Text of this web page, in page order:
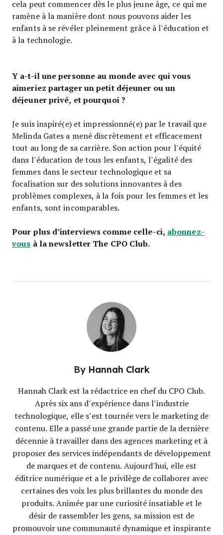
cela peut commencer dès le plus jeune âge, ce qui me
ramène à la manière dont nous pouvons aider les
enfants à se révéler pleinement grâce à l’éducation et
à la technologie.
Y a-t-il une personne au monde avec qui vous
aimeriez partager un petit déjeuner ou un
déjeuner privé, et pourquoi ?
Je suis inspiré(e) et impressionné(e) par le travail que
Melinda Gates a mené discrètement et efficacement
tout au long de sa carrière. Son action pour l’équité
dans l’éducation de tous les enfants, l’égalité des
femmes dans le secteur technologique et sa
focalisation sur des solutions innovantes à des
problèmes complexes, à la fois pour les femmes et les
enfants, sont incomparables.
Pour plus d’interviews comme celle-ci, abonnez-
vous à la newsletter The CPO Club.
By Hannah Clark
Hannah Clark est la rédactrice en chef du CPO Club.
Après six ans d’expérience dans l’industrie
technologique, elle s’est tournée vers le marketing de
contenu. Elle a passé une grande partie de la dernière
décennie à travailler dans des agences marketing et à
proposer des services indépendants de développement
de marques et de contenu. Aujourd’hui, elle est
éditrice numérique et a le privilège de collaborer avec
certaines des voix les plus brillantes du monde des
produits. Animée par une curiosité insatiable et le
désir de rassembler les gens, sa mission est de
promouvoir une communauté dynamique et inspirante